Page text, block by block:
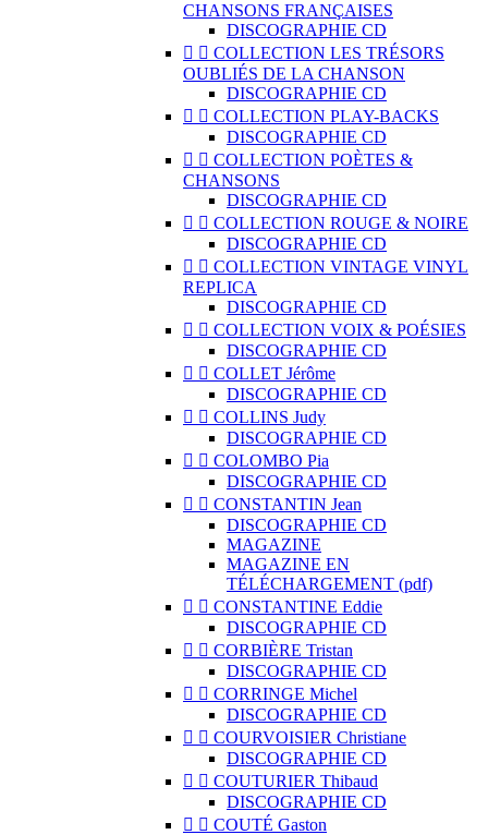
CHANSONS FRANÇAISES
DISCOGRAPHIE CD
  COLLECTION LES TRÉSORS
OUBLIÉS DE LA CHANSON
DISCOGRAPHIE CD
  COLLECTION PLAY-BACKS
DISCOGRAPHIE CD
  COLLECTION POÈTES &
CHANSONS
DISCOGRAPHIE CD
  COLLECTION ROUGE & NOIRE
DISCOGRAPHIE CD
  COLLECTION VINTAGE VINYL
REPLICA
DISCOGRAPHIE CD
  COLLECTION VOIX & POÉSIES
DISCOGRAPHIE CD
  COLLET Jérôme
DISCOGRAPHIE CD
  COLLINS Judy
DISCOGRAPHIE CD
  COLOMBO Pia
DISCOGRAPHIE CD
  CONSTANTIN Jean
DISCOGRAPHIE CD
MAGAZINE
MAGAZINE EN
TÉLÉCHARGEMENT (pdf)
  CONSTANTINE Eddie
DISCOGRAPHIE CD
  CORBIÈRE Tristan
DISCOGRAPHIE CD
  CORRINGE Michel
DISCOGRAPHIE CD
  COURVOISIER Christiane
DISCOGRAPHIE CD
  COUTURIER Thibaud
DISCOGRAPHIE CD
  COUTÉ Gaston